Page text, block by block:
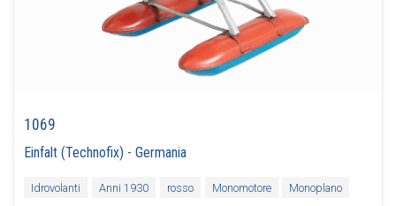
1069
Einfalt (Technofix) -Germania
Idrovolanti Anni 1930 rosso Monomotore Monoplano